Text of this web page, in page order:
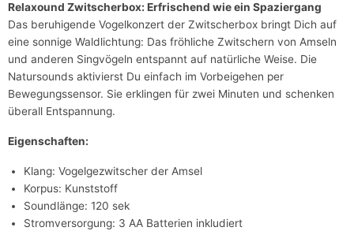
Relaxound Zwitscherbox: Erfrischend wie ein Spaziergang
Das beruhigende Vogelkonzert der Zwitscherbox bringt Dich auf
eine sonnige Waldlichtung: Das fröhliche Zwitschern von Amseln
und anderen Singvögeln entspannt auf natürliche Weise. Die
Natursounds aktivierst Du einfach im Vorbeigehen per
Bewegungssensor. Sie erklingen für zwei Minuten und schenken
überall Entspannung.
Eigenschaften:
Klang: Vogelgezwitscher der Amsel
Korpus: Kunststoff
Soundlänge: 120 sek
Stromversorgung: 3 AA Batterien inkludiert